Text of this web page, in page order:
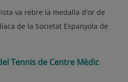
va rebre la medalla d'or de
de la Societat Espanyola de
Tennis de Centre Mèdic